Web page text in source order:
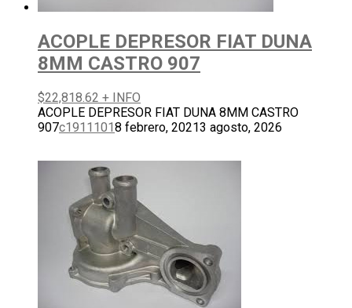
ACOPLE DEPRESOR FIAT DUNA
8MM CASTRO 907
$22,818.62 + INFO
ACOPLE DEPRESOR FIAT DUNA 8MM CASTRO
907c19111018 febrero, 20213 agosto, 2026